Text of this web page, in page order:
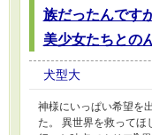
族だったんです
美少女たちとの
犬型大
神様にいっぱい希望を
た。 異世界を救ってほ